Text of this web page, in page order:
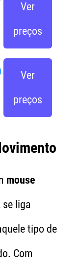
Ver
preços
Ver
preços
mouse
se liga
tipo de
Com